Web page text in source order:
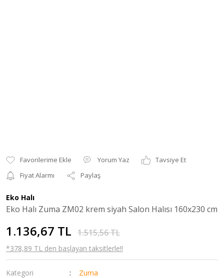
Yorum Yaz
Tavsiye Et
Fiyat Alarmı
Paylaş
Eko Halı
Eko Halı Zuma ZM02 krem siyah Salon Halısı 160x230 cm
1.136,67 TL 1.515,56 TL
*378,89 TL den başlayan taksitlerle!!
Kategori
Zuma